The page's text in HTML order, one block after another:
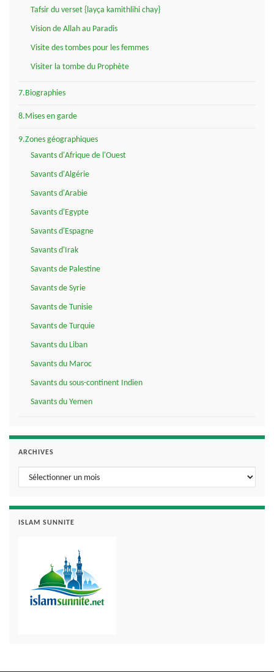
Tafsir du verset {layça kamithlihi chay}
Vision de Allah au Paradis
Visite des tombes pour les femmes
Visiter la tombe du Prophète
7.Biographies
8.Mises en garde
9.Zones géographiques
Savants d'Afrique de l'Ouest
Savants d'Algérie
Savants d'Arabie
Savants d'Egypte
Savants d'Espagne
Savants d'Irak
Savants de Palestine
Savants de Syrie
Savants de Tunisie
Savants de Turquie
Savants du Liban
Savants du Maroc
Savants du sous-continent Indien
Savants du Yemen
ARCHIVES
Archives
ISLAM SUNNITE